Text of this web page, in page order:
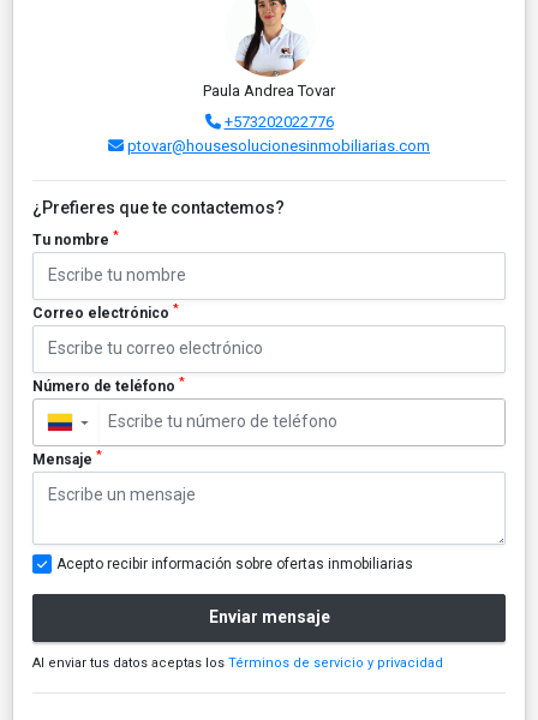
Paula Andrea Tovar
+573202022776
ptovar@housesolucionesinmobiliarias.com
¿Prefieres que te contactemos?
Tu nombre *
Correo electrónico *
Número de teléfono *
▼
Mensaje *
Acepto recibir información sobre ofertas inmobiliarias
Enviar mensaje
Al enviar tus datos aceptas los Términos de servicio y privacidad